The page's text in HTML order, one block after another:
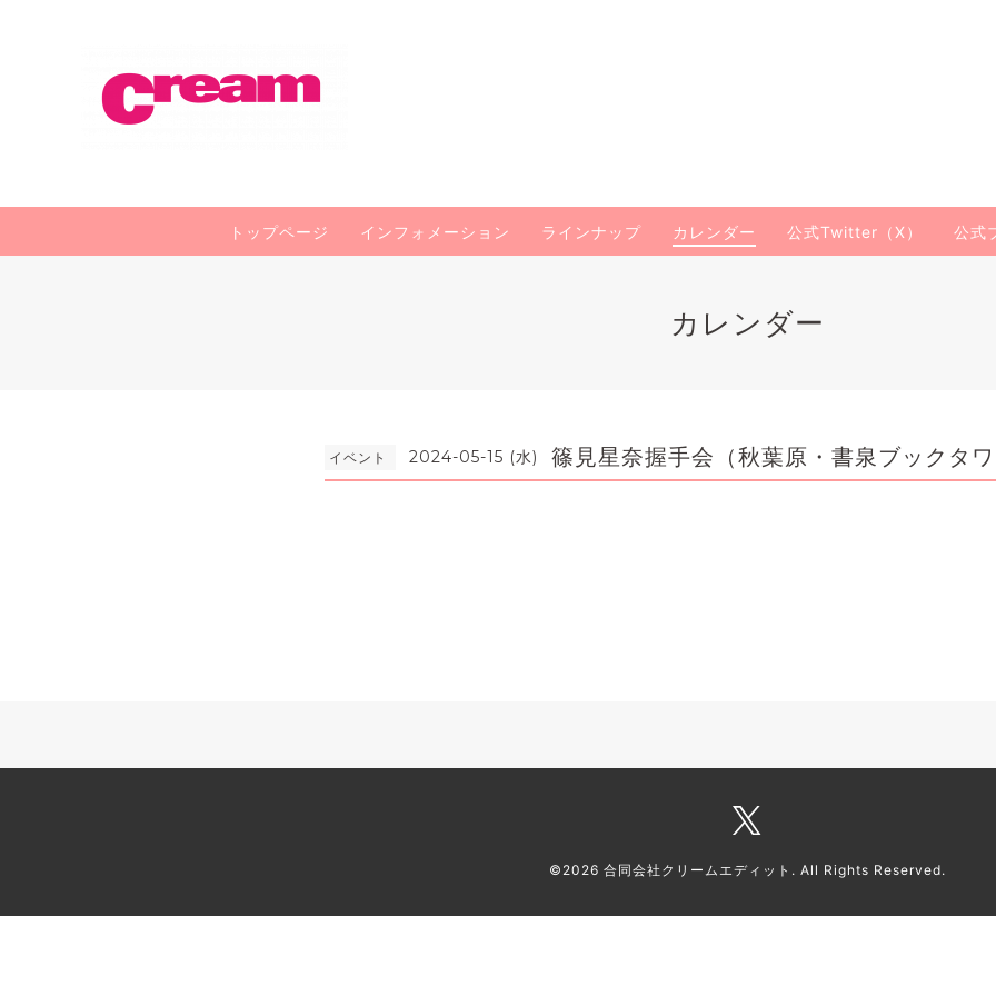
トップページ インフォメーション ラインナップ カレンダー 公式Twitter（X） 公式
カレンダー
イベント 2024-05-15 (水) 篠見星奈握手会（秋葉原・書泉ブックタワ
©2026 合同会社クリームエディット . All Rights Reserved.